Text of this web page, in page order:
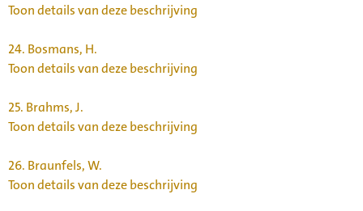
Toon details van deze beschrijving
24. Bosmans, H.
Toon details van deze beschrijving
25. Brahms, J.
Toon details van deze beschrijving
26. Braunfels, W.
Toon details van deze beschrijving